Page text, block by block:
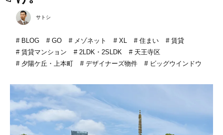
サトシ
BLOG GO メゾネット XL 住まい
賃貸
賃貸マンション
2LDK・2SLDK
天王寺区
夕陽ケ丘・上本町
デザイナーズ物件 ビッグウインドウ